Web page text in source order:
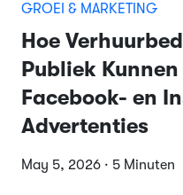
GROEI & MARKETING
Hoe
Publiek
Facebook- en
Advertenties
May 5, 2026 · 5 Minuten